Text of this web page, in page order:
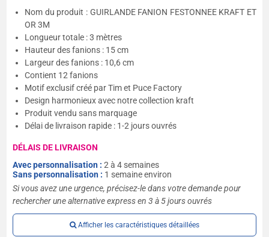
Nom du produit : GUIRLANDE FANION FESTONNEE KRAFT ET
OR 3M
Longueur totale : 3 mètres
Hauteur des fanions : 15 cm
Largeur des fanions : 10,6 cm
Contient 12 fanions
Motif exclusif créé par Tim et Puce Factory
Design harmonieux avec notre collection kraft
Produit vendu sans marquage
Délai de livraison rapide : 1-2 jours ouvrés
DÉLAIS DE LIVRAISON
Avec personnalisation :2 à 4 semaines
Sans personnalisation : 1 semaine environ
Si vous avez une urgence, précisez-le dans votre demande pour
rechercher une alternative express en 3 à 5 jours ouvrés
Afficher les caractéristiques détaillées